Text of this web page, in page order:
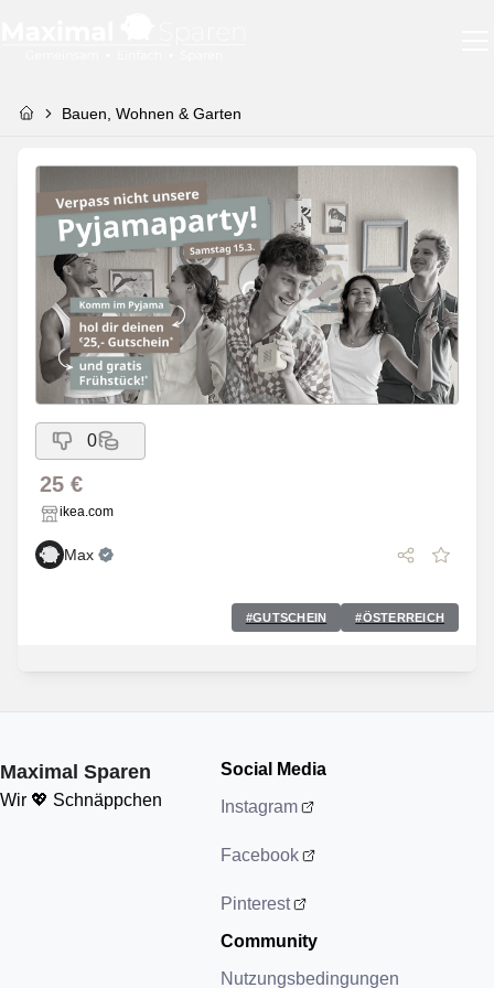
Bauen, Wohnen & Garten
0
25 €
ikea.com
Max
#GUTSCHEIN #ÖSTERREICH
Maximal Sparen
Wir 💖 Schnäppchen
Social Media
Instagram
Facebook
Pinterest
Community
Nutzungsbedingungen